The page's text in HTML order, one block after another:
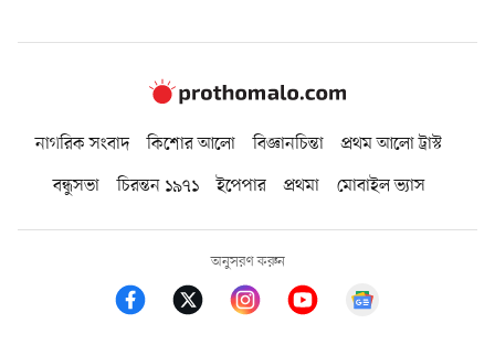
নাগরিক সংবাদ কিশোর আলো বিজ্ঞানচিন্তা
প্রথম আলো ট্রাস্ট
বন্ধুসভা
চিরন্তন ১৯৭১ ইপেপার প্রথমা মোবাইল ভ্যাস
অনুসরণ করুন